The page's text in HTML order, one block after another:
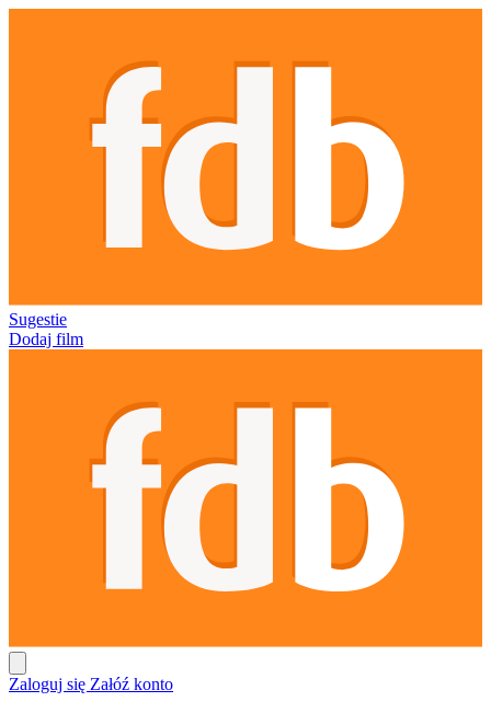
Sugestie
Dodaj film
Zaloguj się Załóź konto